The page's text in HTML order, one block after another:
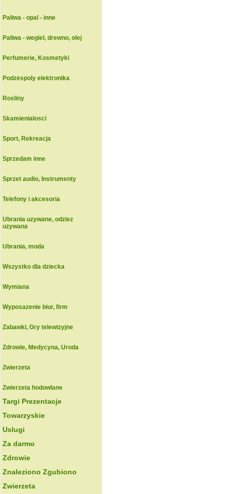
Paliwa - opal - inne
Paliwa - wegiel, drewno, olej
Perfumerie, Kosmetyki
Podzespoly elektronika
Rosliny
Skamienialosci
Sport, Rekreacja
Sprzedam inne
Sprzet audio, Instrumenty
Telefony i akcesoria
Ubrania uzywane, odziez
uzywana
Ubrania, moda
Wszystko dla dziecka
Wymiana
Wyposazenie biur, firm
Zabawki, Gry telewizyjne
Zdrowie, Medycyna, Uroda
Zwierzeta
Zwierzeta hodowlane
Targi Prezentacje
Towarzyskie
Uslugi
Za darmo
Zdrowie
Znaleziono Zgubiono
Zwierzeta